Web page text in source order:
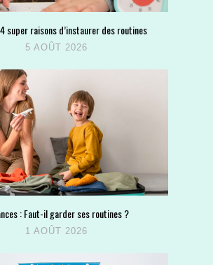
super raisons d’instaurer des routines
5 AOÛT 2026
: Faut-il garder ses routines ?
1 AOÛT 2026